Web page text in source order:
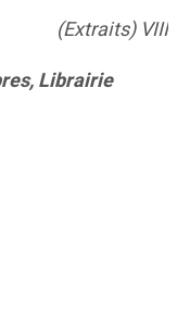
(Extraits) VIII
Librairie